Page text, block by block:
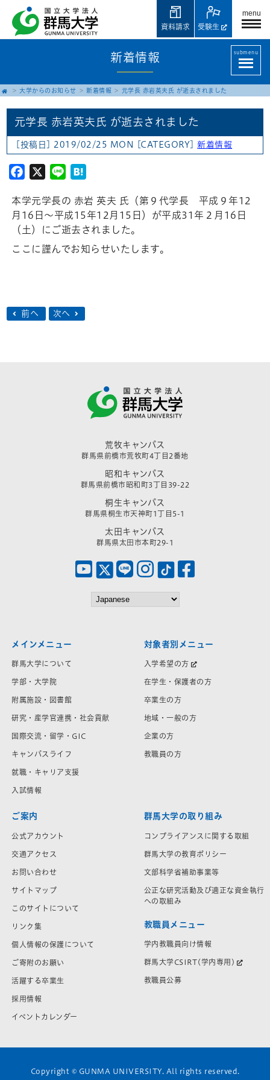
menu
受験生
資料請求
新着情報 submenu
大学からのお知らせ 新着情報 元学長 赤岩英夫氏 が逝去されました
元学長 赤岩英夫氏 が逝去されました
[投稿日] 2019/02/25 MON [CATEGORY]新着情報
Facebook
X Line
本学元学長の 赤岩 英夫 氏（第９代学長 平成９年12
月16日～平成15年12月15日）が平成31年２月16日
（土）にご逝去されました。
ここに謹んでお知らせいたします。
前へ 次へ
荒牧キャンパス
群馬県前橋市荒牧町4丁目2番地
昭和キャンパス
群馬県前橋市昭和町3丁目39-22
桐生キャンパス
群馬県桐生市天神町1丁目5-1
太田キャンパス
群馬県太田市本町29-1
メインメニュー
群馬大学について
学部・大学院
附属施設・図書館
研究・産学官連携・社会貢献
国際交流・留学・GIC
キャンパスライフ
就職・キャリア支援
入試情報
対象者別メニュー
入学希望の方
在学生・保護者の方
卒業生の方
地域・一般の方
企業の方
教職員の方
ご案内
公式アカウント
交通アクセス
お問い合わせ
サイトマップ
このサイトについて
リンク集
個人情報の保護について
ご寄附のお願い
活躍する卒業生
採用情報
イベントカレンダー
群馬大学の取り組み
コンプライアンスに関する取組
群馬大学の教育ポリシー
文部科学省補助事業等
公正な研究活動及び適正な資金執行
への取組み
教職員メニュー
学内教職員向け情報
群馬大学CSIRT(学内専用)
教職員公募
Copyright © GUNMA UNIVERSITY. All rights reserved.